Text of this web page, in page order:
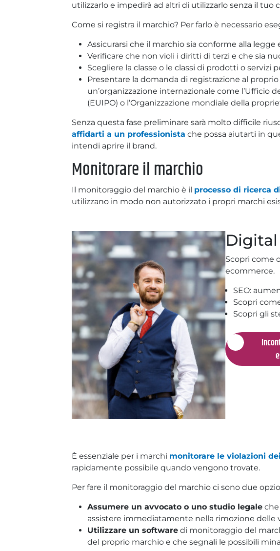
utilizzarlo e impedirà ad altri di utilizzarlo senza il tuo
Come si registra il marchio? Per farlo è necessario
Assicurarsi che il marchio sia conforme alla
Verificare che non violi i diritti di terzi e che sia
Scegliere la classe o le classi di prodotti o servizi
Presentare la domanda di registrazione al
un’organizzazione internazionale come l’Ufficio
(EUIPO) o l’Organizzazione mondiale della
Senza questa fase preliminare sarà molto difficile
affidarti a un professionista che possa aiutarti in
intendi aprire il brand.
Monitorare il marchio
Il monitoraggio del marchio è il processo di ricerca
utilizzano in modo non autorizzato i propri marchi
Scopri come
ecommerce.
SEO:
Scopri
Scopri gli
È essenziale per i marchi monitorare le violazioni
rapidamente possibile quando vengono trovate.
Per fare il monitoraggio del marchio ci sono due
Assumere un avvocato o uno studio legale
assistere immediatamente nella rimozione delle
Utilizzare un software di monitoraggio del
del proprio marchio e che segnali le possibili